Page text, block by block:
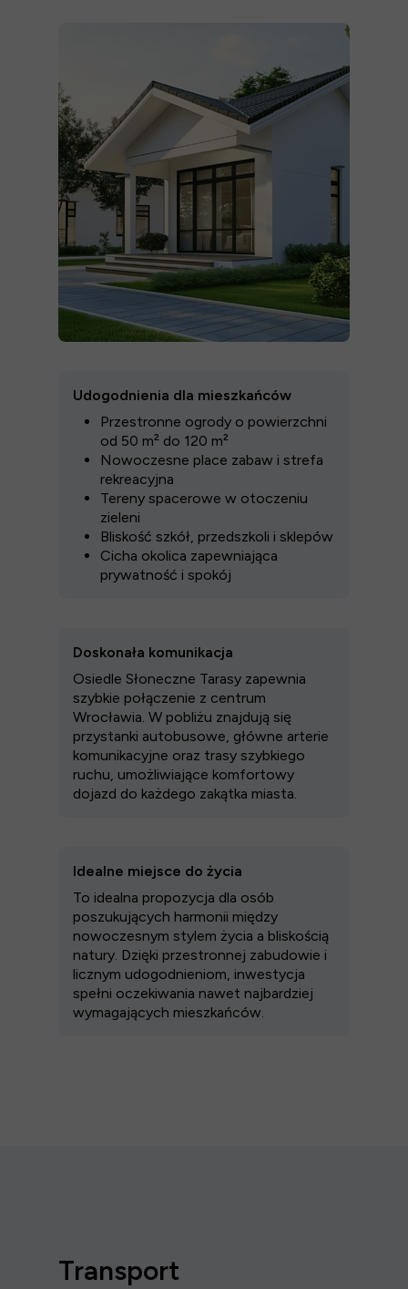
Udogodnienia dla mieszkańców
Przestronne ogrody o powierzchni
od 50 m² do 120 m²
Nowoczesne place zabaw i strefa
rekreacyjna
Tereny spacerowe w otoczeniu
zieleni
Bliskość szkół, przedszkoli i sklepów
Cicha okolica zapewniająca
prywatność i spokój
Doskonała komunikacja
Osiedle Słoneczne Tarasy zapewnia
szybkie połączenie z centrum
Wrocławia. W pobliżu znajdują się
przystanki autobusowe, główne arterie
komunikacyjne oraz trasy szybkiego
ruchu, umożliwiające komfortowy
dojazd do każdego zakątka miasta.
Idealne miejsce do życia
To idealna propozycja dla osób
poszukujących harmonii między
nowoczesnym stylem życia a bliskością
natury. Dzięki przestronnej zabudowie i
licznym udogodnieniom, inwestycja
spełni oczekiwania nawet najbardziej
wymagających mieszkańców.
Transport